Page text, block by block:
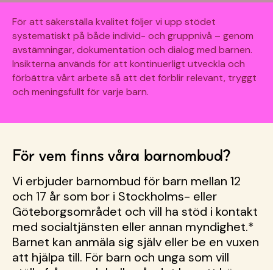
För att säkerställa kvalitet följer vi upp stödet
systematiskt på både individ- och gruppnivå – genom
avstämningar, dokumentation och dialog med barnen.
Insikterna används för att kontinuerligt utveckla och
förbättra vårt arbete så att det förblir relevant, tryggt
och meningsfullt för varje barn.
För vem finns våra barnombud?
Vi erbjuder barnombud för barn mellan 12
och 17 år som bor i Stockholms- eller
Göteborgsområdet och vill ha stöd i kontakt
med socialtjänsten eller annan myndighet.*
Barnet kan anmäla sig själv eller be en vuxen
att hjälpa till. För barn och unga som vill